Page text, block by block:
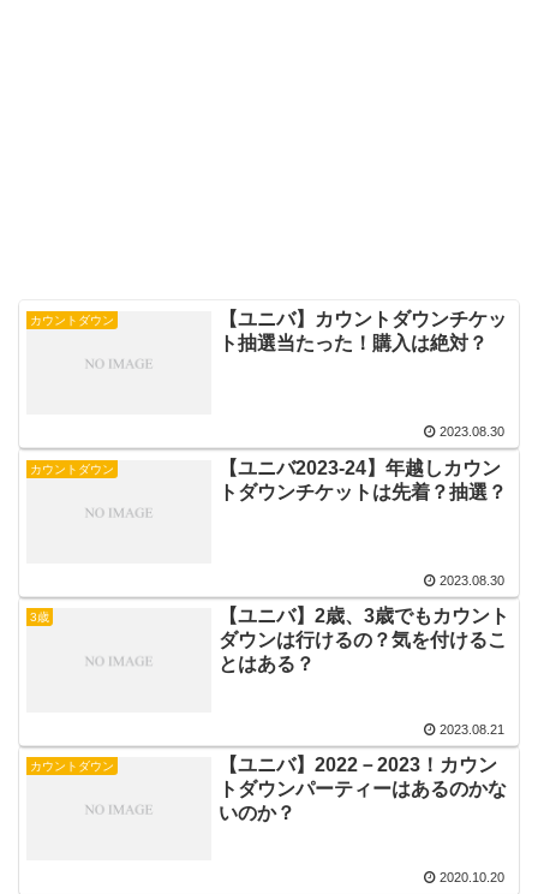
カウントダウン
【ユニバ】カウントダウンチケッ
ト抽選当たった！購入は絶対？
2023.08.30
カウントダウン
【ユニバ2023-24】年越しカウン
トダウンチケットは先着？抽選？
2023.08.30
3歳
【ユニバ】2歳、3歳でもカウント
ダウンは行けるの？気を付けるこ
とはある？
2023.08.21
カウントダウン
【ユニバ】2022－2023！カウン
トダウンパーティーはあるのかな
いのか？
2020.10.20